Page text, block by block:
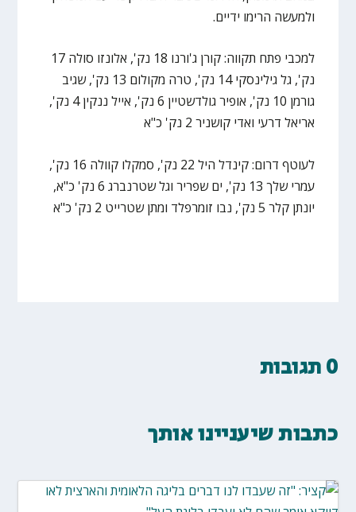
ולמעשה הרימו ידיים.
למכבי פתח תקווה: קורן ג'ורנו 18 נק', אלונזו סולה 17
נק', גל גילינסקי 14 נק', טרה מקולום 13 נק', שגיב
גורמן 10 נק', אופיר גולדשטיין 6 נק', אייל ננקין 4 נק',
אריאל דרעי ואדי קושניר 2 נק' כ"א
לעוטף דרום: קינדל היל 22 נק', סמקלו קוולה 16 נק',
עמרי שלך 13 נק', ים שפריר וגל שטרנברג 6 נק' כ"א,
יונתן קלר 5 נק', נבו זומרפלד ומתן שטרייט 2 נק' כ"א
0 תגובות
כתבות שיעניינו אותך